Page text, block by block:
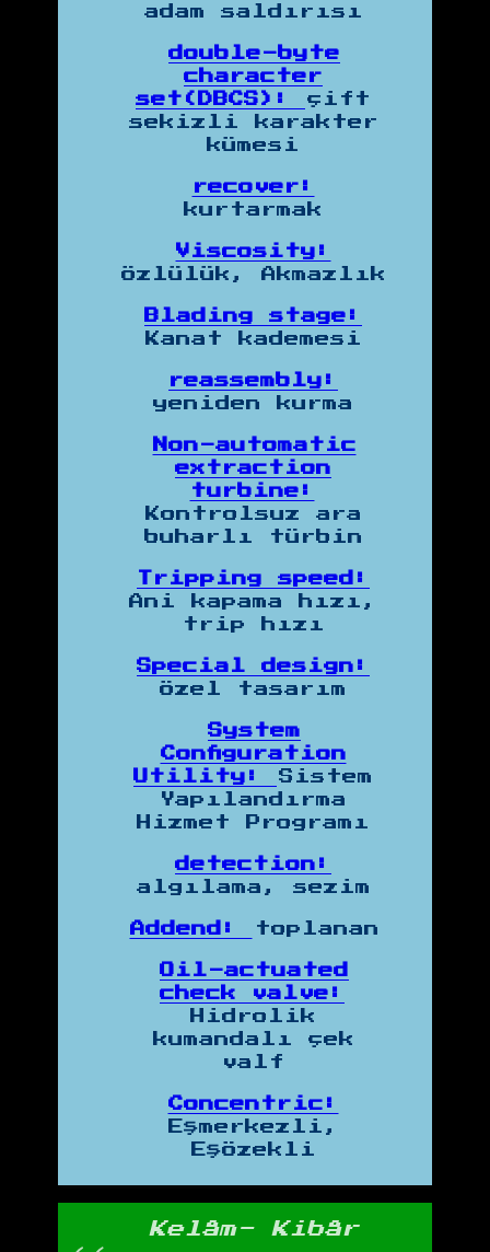
adam saldırısı
double-byte
character
set(DBCS):
çift
sekizli karakter
kümesi
recover:
kurtarmak
Viscosity:
Özlülük, Akmazlık
Blading stage:
Kanat kademesi
reassembly:
yeniden kurma
Non-automatic
extraction
turbine:
Kontrolsuz ara
buharlı türbin
Tripping speed:
Ani kapama hızı,
trip hızı
Special design:
Özel tasarım
System
Configuration
Utility:
Sistem
Yapılandırma
Hizmet Programı
detection:
algılama, sezim
Addend: toplanan
Oil-actuated
check valve:
Hidrolik
kumandalı çek
valf
Concentric:
Eşmerkezli,
Eşözekli
Kelâm- Kibâr